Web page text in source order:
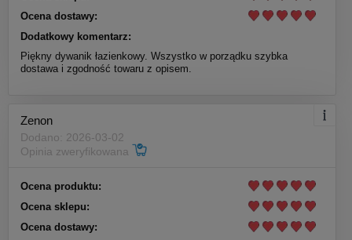
Ocena dostawy:
Dodatkowy komentarz:
Piękny dywanik łazienkowy. Wszystko w porządku szybka
dostawa i zgodność towaru z opisem.
Zenon
Dodano: 2026-03-02
Opinia zweryfikowana
Ocena produktu:
Ocena sklepu:
Ocena dostawy: